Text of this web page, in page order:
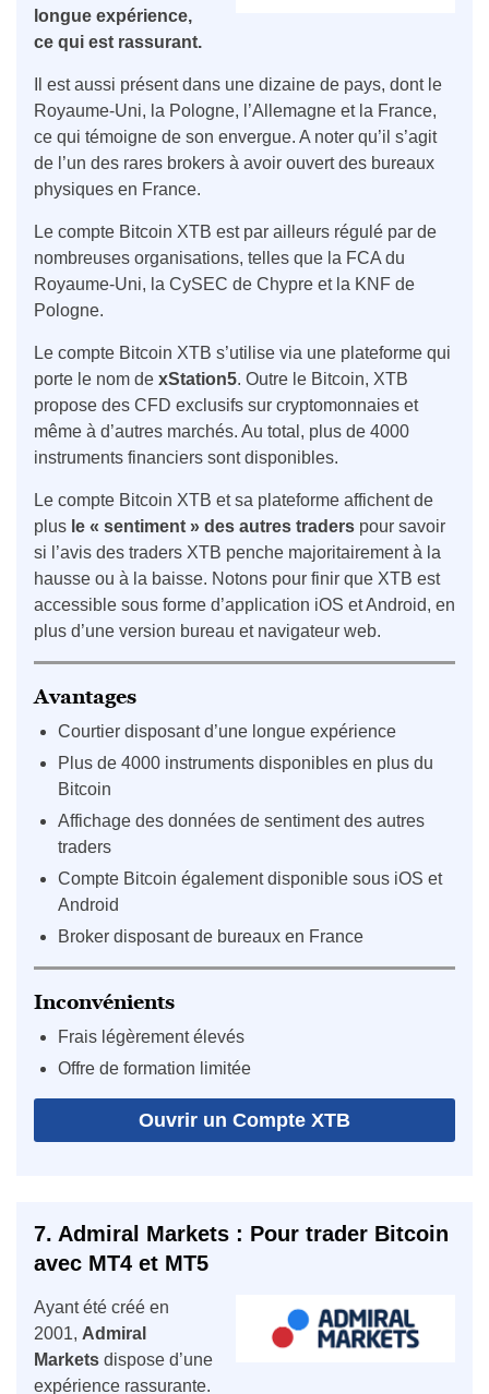
longue expérience,
ce qui est rassurant.
Il est aussi présent dans une dizaine de pays, dont le
Royaume-Uni, la Pologne, l’Allemagne et la France,
ce qui témoigne de son envergue. A noter qu’il s’agit
de l’un des rares brokers à avoir ouvert des bureaux
physiques en France.
Le compte Bitcoin XTB est par ailleurs régulé par de
nombreuses organisations, telles que la FCA du
Royaume-Uni, la CySEC de Chypre et la KNF de
Pologne.
Le compte Bitcoin XTB s’utilise via une plateforme qui
porte le nom de xStation5. Outre le Bitcoin, XTB
propose des CFD exclusifs sur cryptomonnaies et
même à d’autres marchés. Au total, plus de 4000
instruments financiers sont disponibles.
Le compte Bitcoin XTB et sa plateforme affichent de
plus le « sentiment » des autres traders pour savoir
si l’avis des traders XTB penche majoritairement à la
hausse ou à la baisse. Notons pour finir que XTB est
accessible sous forme d’application iOS et Android, en
plus d’une version bureau et navigateur web.
Avantages
Courtier disposant d’une longue expérience
Plus de 4000 instruments disponibles en plus du
Bitcoin
Affichage des données de sentiment des autres
traders
Compte Bitcoin également disponible sous iOS et
Android
Broker disposant de bureaux en France
Inconvénients
Frais légèrement élevés
Offre de formation limitée
Ouvrir un Compte XTB
7. Admiral Markets : Pour trader Bitcoin
avec MT4 et MT5
Ayant été créé en
2001, Admiral
Markets dispose d’une
expérience rassurante.